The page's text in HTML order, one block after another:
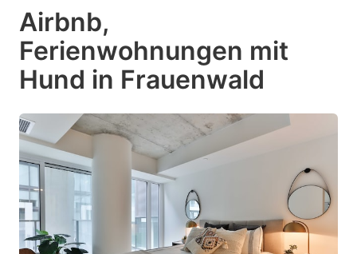
Airbnb,
Ferienwohnungen mit
Hund in Frauenwald